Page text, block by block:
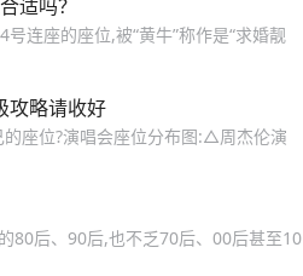
适吗？
连座的座位,被“黄牛”称作是“求婚靓
攻略请收好
座位?演唱会座位分布图:△周杰伦演
80后、90后,也不乏70后、00后甚至10